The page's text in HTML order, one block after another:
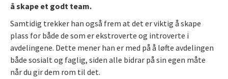
å skape et godt team.
Samtidig trekker han også frem at det er viktig å skape
plass for både de som er ekstroverte og introverte i
avdelingene. Dette mener han er med på å løfte avdelingen
både sosialt og faglig, siden alle bidrar på sin egen måte
når du gir dem rom til det.